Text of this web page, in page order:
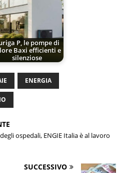
P, le pompe di
Baxi efficienti e
silenziose
ENERGIA
ospedali, ENGIE Italia è al lavoro
SUCCESSIVO